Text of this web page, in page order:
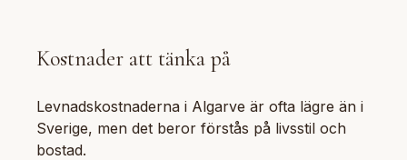
Kostnader att tänka på
Levnadskostnaderna i Algarve är ofta lägre än i
Sverige, men det beror förstås på livsstil och
bostad.